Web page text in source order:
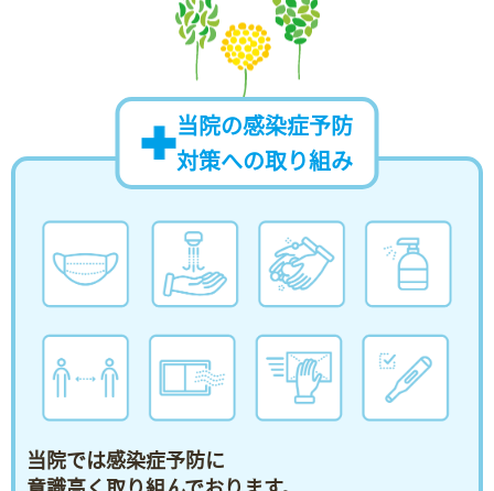
当院の感染症予防
対策への取り組み
当院では感染症予防に